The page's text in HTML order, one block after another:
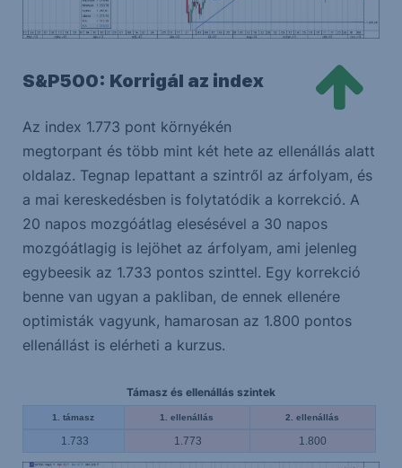
S&P500: Korrigál az index
Az index 1.773 pont környékén
megtorpant és több mint két hete az ellenállás alatt
oldalaz. Tegnap lepattant a szintről az árfolyam, és
a mai kereskedésben is folytatódik a korrekció. A
20 napos mozgóátlag elesésével a 30 napos
mozgóátlagig is lejöhet az árfolyam, ami jelenleg
egybeesik az 1.733 pontos szinttel. Egy korrekció
benne van ugyan a pakliban, de ennek ellenére
optimisták vagyunk, hamarosan az 1.800 pontos
ellenállást is elérheti a kurzus.
Támasz és ellenállás szintek
1. támasz 1. ellenállás 2. ellenállás
1.733 1.773 1.800